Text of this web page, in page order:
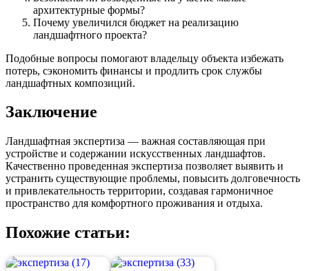
архитектурные формы?
Почему увеличился бюджет на реализацию
ландшафтного проекта?
Подобные вопросы помогают владельцу объекта избежать
потерь, сэкономить финансы и продлить срок службы
ландшафтных композиций.
Заключение
Ландшафтная экспертиза — важная составляющая при
устройстве и содержании искусственных ландшафтов.
Качественно проведенная экспертиза позволяет выявить и
устранить существующие проблемы, повысить долговечность
и привлекательность территории, создавая гармоничное
пространство для комфортного проживания и отдыха.
Похожие статьи: